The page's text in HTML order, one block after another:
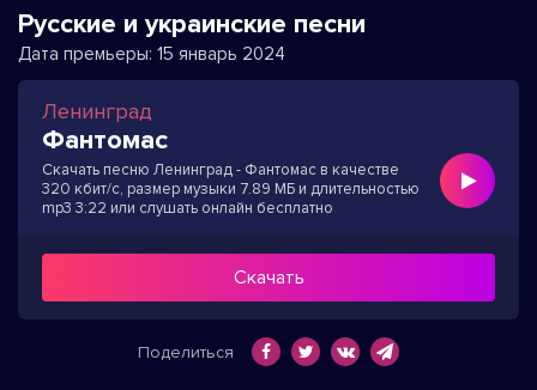
Русские и украинские песни
Дата премьеры: 15 январь 2024
Ленинград
Фантомас
Скачать песню Ленинград - Фантомас в качестве
320 кбит/с, размер музыки 7.89 МБ и длительностью
mp3 3:22 или слушать онлайн бесплатно
Скачать
Поделиться